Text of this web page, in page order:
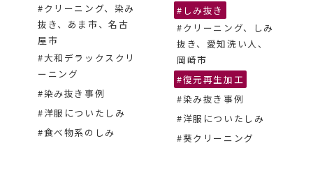
#クリーニング、染み
抜き、あま市、名古
屋市
#大和デラックスクリ
ーニング
#染み抜き事例
#洋服についたしみ
#食べ物系のしみ
#しみ抜き
#クリーニング、しみ
抜き、愛知洗い人、
岡崎市
#復元再生加工
#染み抜き事例
#洋服についたしみ
#葵クリーニング